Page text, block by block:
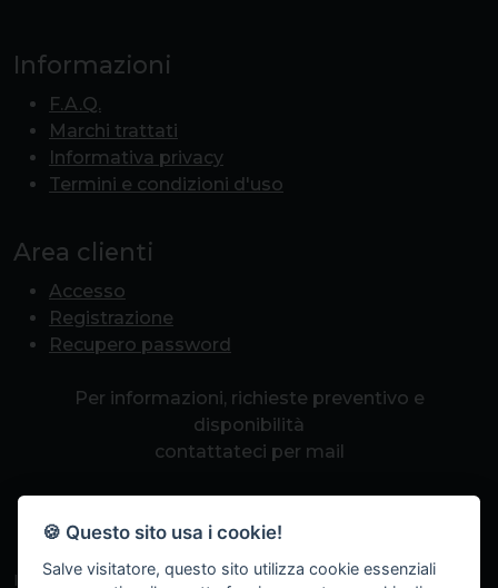
Informazioni
F.A.Q.
Marchi trattati
Informativa privacy
Termini e condizioni d'uso
Area clienti
Accesso
Registrazione
Recupero password
Per informazioni, richieste preventivo e
disponibilità
contattateci per mail
Iscriviti alla nostra newsletter per non perdere eventi
🍪 Questo sito usa i cookie!
Salve visitatore, questo sito utilizza cookie essenziali